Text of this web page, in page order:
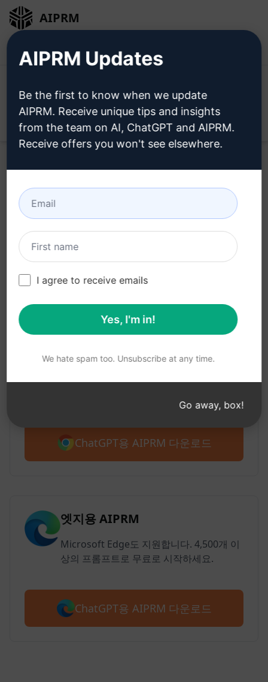
AIPRM
지금
를 사
용해 보세요.
1단계 : AIPRM 무료 다운로드
Google 크롬용 AIPRM
프트 라이브러리용 AIPRM을 애용하고 있습
니다. 4,500개 이상의 프롬프트로 무료로 시
ChatGPT용 AIPRM 다운로드
엣지용 AIPRM
Microsoft Edge도 지원합니다. 4,500개 이
상의 프롬프트로 무료로 시작하세요.
ChatGPT용 AIPRM 다운로드
AIPRM Updates
Be the first to know when we update
AIPRM. Receive unique tips and insights
from the team on AI, ChatGPT and AIPRM.
Receive offers you won't see elsewhere.
I agree to receive emails
Yes, I'm in!
We hate spam too. Unsubscribe at any time.
Go away, box!